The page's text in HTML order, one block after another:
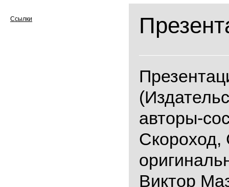
Ссылки
авторы-
Скороход,
Виктор